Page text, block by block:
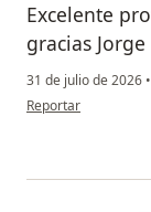
Excelente
gracias Jorge
31 de julio de 2026 •
en opinión del
Reportar